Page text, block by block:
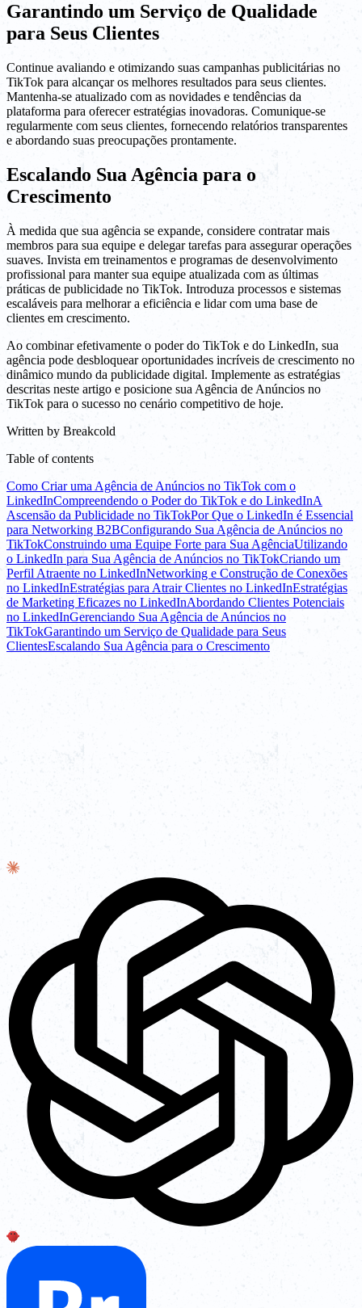
Garantindo um Serviço de Qualidade
para Seus Clientes
Continue avaliando e otimizando suas campanhas publicitárias no
TikTok para alcançar os melhores resultados para seus clientes.
Mantenha-se atualizado com as novidades e tendências da
plataforma para oferecer estratégias inovadoras. Comunique-se
regularmente com seus clientes, fornecendo relatórios transparentes
e abordando suas preocupações prontamente.
Escalando Sua Agência para o
Crescimento
À medida que sua agência se expande, considere contratar mais
membros para sua equipe e delegar tarefas para assegurar operações
suaves. Invista em treinamentos e programas de desenvolvimento
profissional para manter sua equipe atualizada com as últimas
práticas de publicidade no TikTok. Introduza processos e sistemas
escaláveis para melhorar a eficiência e lidar com uma base de
clientes em crescimento.
Ao combinar efetivamente o poder do TikTok e do LinkedIn, sua
agência pode desbloquear oportunidades incríveis de crescimento no
dinâmico mundo da publicidade digital. Implemente as estratégias
descritas neste artigo e posicione sua Agência de Anúncios no
TikTok para o sucesso no cenário competitivo de hoje.
Written by Breakcold
Table of contents
Como Criar uma Agência de Anúncios no TikTok com o
LinkedInCompreendendo o Poder do TikTok e do LinkedInA
Ascensão da Publicidade no TikTokPor Que o LinkedIn é Essencial
para Networking B2BConfigurando Sua Agência de Anúncios no
TikTokConstruindo uma Equipe Forte para Sua AgênciaUtilizando
o LinkedIn para Sua Agência de Anúncios no TikTokCriando um
Perfil Atraente no LinkedInNetworking e Construção de Conexões
no LinkedInEstratégias para Atrair Clientes no LinkedInEstratégias
de Marketing Eficazes no LinkedInAbordando Clientes Potenciais
no LinkedInGerenciando Sua Agência de Anúncios no
TikTokGarantindo um Serviço de Qualidade para Seus
ClientesEscalando Sua Agência para o Crescimento